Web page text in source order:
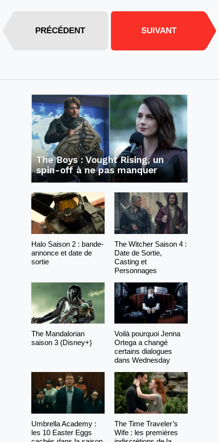
PRÉCÉDENT SUIVANT
The Boys : Vought Rising, un
spin-off à ne pas manquer
Halo Saison 2 : bande-
annonce et date de
sortie
The Witcher Saison 4 :
Date de Sortie,
Casting et
Personnages
The Mandalorian
saison 3 (Disney+)
Voilà pourquoi Jenna
Ortega a changé
certains dialogues
dans Wednesday
Umbrella Academy :
les 10 Easter Eggs
The Time Traveler’s
Wife : les premières